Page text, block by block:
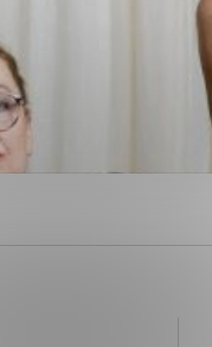
pochopiť, ako
skúsenosť. Všetky